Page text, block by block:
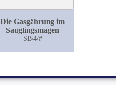
Die Gasgährung im
Säuglingsmagen
SB/4/#